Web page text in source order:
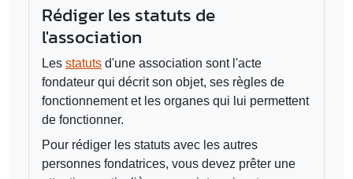
Rédiger les statuts de
l'association
Les statuts d'une association sont l'acte
fondateur qui décrit son objet, ses règles de
fonctionnement et les organes qui lui permettent
de fonctionner.
Pour rédiger les statuts avec les autres
personnes fondatrices, vous devez prêter une